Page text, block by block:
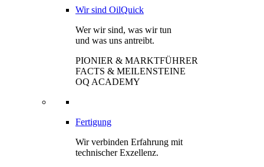
Wir sind OilQuick
Wer wir sind, was wir tun
und was uns antreibt.
PIONIER & MARKTFÜHRER
FACTS & MEILENSTEINE
OQ ACADEMY
Fertigung
Wir verbinden Erfahrung mit
technischer Exzellenz.